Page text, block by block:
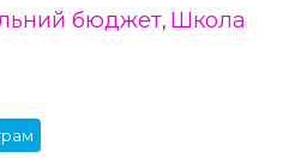
бюджет, Школа